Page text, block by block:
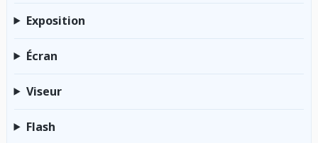
Exposition
Écran
Viseur
Flash